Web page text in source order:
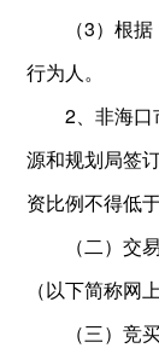
（3）根
行为人。
2、非海
源和规划局签
资比例不得低于
（二）
（以下简称网
（三）